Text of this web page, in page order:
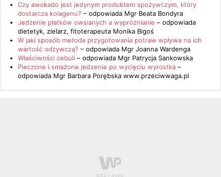
Czy awokado jest jedynym produktem spożywczym, który
dostarcza kolagenu? – odpowiada Mgr Beata Bondyra
Jedzenie płatków owsianych a wypróżnianie – odpowiada
dietetyk, zielarz, fitoterapeuta Monika Bigoś
W jaki sposób metoda przygotowania potraw wpływa na ich
wartość odżywczą? – odpowiada Mgr Joanna Wardenga
Właściwości cebuli – odpowiada Mgr Patrycja Sankowska
Pieczone i smażone jedzenie po wycięciu wyrostka –
odpowiada Mgr Barbara Porębska www.przeciwwaga.pl